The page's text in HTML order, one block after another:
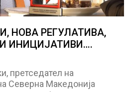
НОВА РЕГУЛАТИВА,
ИНИЦИЈАТИВИ….
претседател на
Северна Македонија